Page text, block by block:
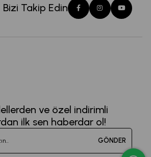
Bizi Takip Edin
ve özel indirimli
ilk sen haberdar ol!
GÖNDER